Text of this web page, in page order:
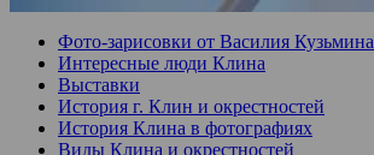
Фото-зарисовки от Василия Кузьмина
Интересные люди Клина
Выставки
История г. Клин и окрестностей
История Клина в фотографиях
Виды Клина и окрестностей